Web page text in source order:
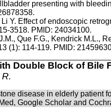
presenting with
Y. Effect of endoscopic
3518. PMID: 24034100.
Que F.G., Kendrick M.L.,
(1): 114-119. PMID:
Double Block of Bile
disease in elderly
Google Scholar and